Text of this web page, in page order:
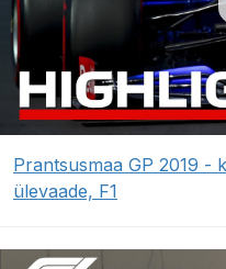
Prantsusmaa GP 2019 -
ülevaade, F1